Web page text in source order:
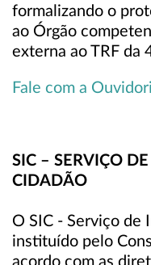
formalizando o
ao Órgão
externa ao TRF da
Fale com a
SIC – SERVIÇO
CIDADÃO
O SIC - Serviço de
instituído pelo
acordo com as